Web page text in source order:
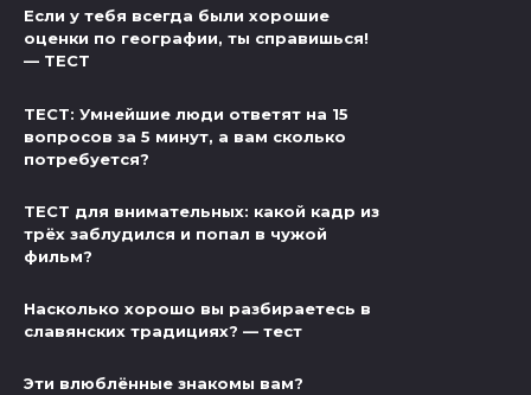
Если у тебя всегда были хорошие
оценки по географии, ты справишься!
— ТЕСТ
ТЕСТ: Умнейшие люди ответят на 15
вопросов за 5 минут, а вам сколько
потребуется?
ТЕСТ для внимательных: какой кадр из
трёх заблудился и попал в чужой
фильм?
Насколько хорошо вы разбираетесь в
славянских традициях? — тест
Эти влюблённые знакомы вам?